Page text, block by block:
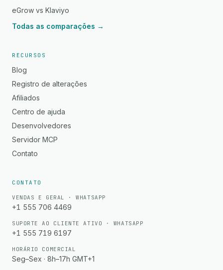
eGrow vs Klaviyo
Todas as comparações →
RECURSOS
Blog
Registro de alterações
Afiliados
Centro de ajuda
Desenvolvedores
Servidor MCP
Contato
CONTATO
VENDAS E GERAL · WHATSAPP
+1 555 706 4469
SUPORTE AO CLIENTE ATIVO · WHATSAPP
+1 555 719 6197
HORÁRIO COMERCIAL
Seg–Sex · 8h–17h GMT+1